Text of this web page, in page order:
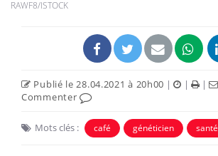
RAWF8/ISTOCK
Publié le 28.04.2021 à 20h00 | | |
Commenter
Mots clés : café généticien santé